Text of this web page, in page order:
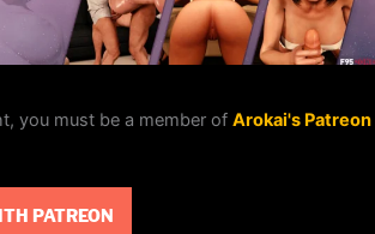
you must be a member of Arokai's Patreon
PATREON